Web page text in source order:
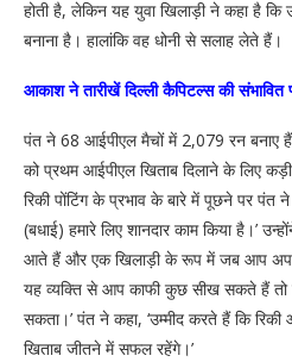
होती है, लेकिन यह युवा खिलाड़ी ने कहा है
बनाना है। हालांकि वह धोनी से सलाह लेते हैं।
आकाश ने तारीखें दिल्ली कैपिटल्स की
पंत ने 68 आईपीएल मैचों में 2,079 रन बनाए
को प्रथम आईपीएल खिताब दिलाने के लिए
रिकी पोंटिंग के प्रभाव के बारे में पूछने पर पंत
(बधाई) हमारे लिए शानदार काम किया है।’
आते हैं और एक खिलाड़ी के रूप में जब आप
यह व्यक्ति से आप काफी कुछ सीख सकते हैं तो
सकता।’ पंत ने कहा, ‘उम्मीद करते हैं कि
खिताब जीतने में सफल रहेंगे।’